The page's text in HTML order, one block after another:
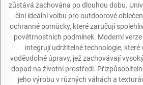
zůstává zachována po dlouhou dobu.
činí ideální volbu pro outdoorové
ochranné pomůcky, které zaručují
povětrnostních podmínek. Moderní
integrují udržitelné technologie, které
voděodolné úpravy, jež zachovávají
dopad na životní prostředí.
jeho výrobu v různých váhách a